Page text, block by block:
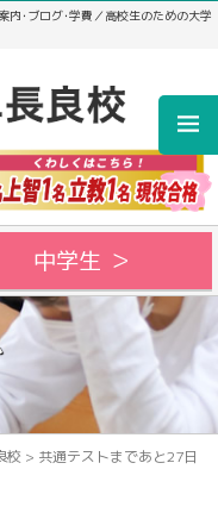
内･ブログ･学費／高校生のための大学
中学生 ＞
校 > 共通テストまであと27日